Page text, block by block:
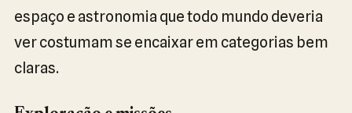
espaço e astronomia que todo mundo deveria
ver costumam se encaixar em categorias bem
claras.